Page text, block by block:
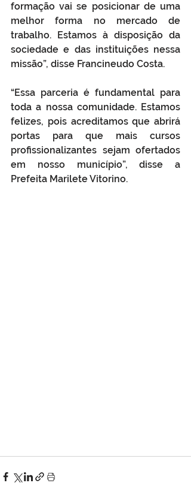
formação vai se posicionar de uma
melhor forma no mercado de
trabalho. Estamos à disposição da
sociedade e das instituições nessa
missão”, disse Francineudo Costa.
“Essa parceria é fundamental para
toda a nossa comunidade. Estamos
felizes, pois acreditamos que abrirá
portas para que mais cursos
profissionalizantes sejam ofertados
em nosso município”, disse a
Prefeita Marilete Vitorino.